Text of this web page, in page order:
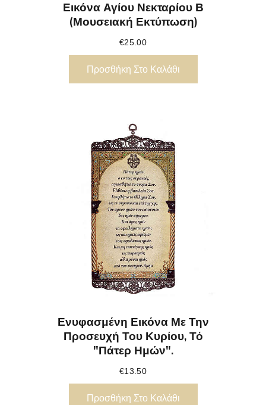
Εικόνα Αγίου Νεκταρίου Β
(Μουσειακή Εκτύπωση)
€25.00
Προσθήκη Στο Καλάθι
Ενυφασμένη Εικόνα Με Την
Προσευχή Του Κυρίου, Τό
"Πάτερ Ημών".
€13.50
Προσθήκη Στο Καλάθι